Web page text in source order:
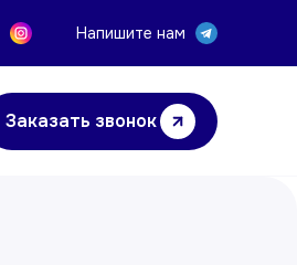
Напишите нам
Заказать звонок